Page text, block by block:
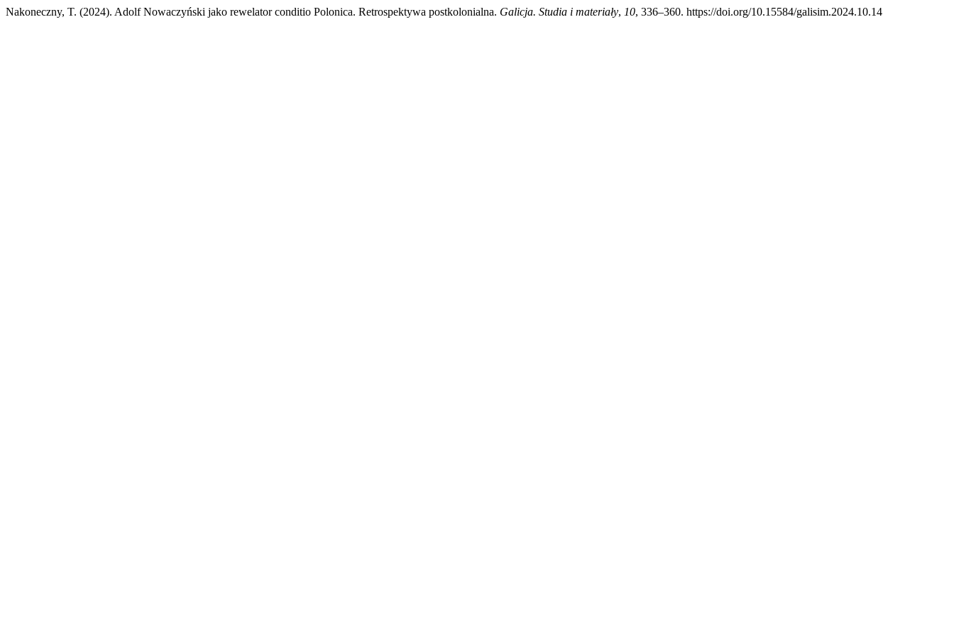
Nakoneczny, T. (2024). Adolf Nowaczyński jako rewelator conditio Polonica. Retrospektywa postkolonialna. Galicja. Studia i materiały, 10, 336–360. https://doi.org/10.15584/galisim.2024.10.14